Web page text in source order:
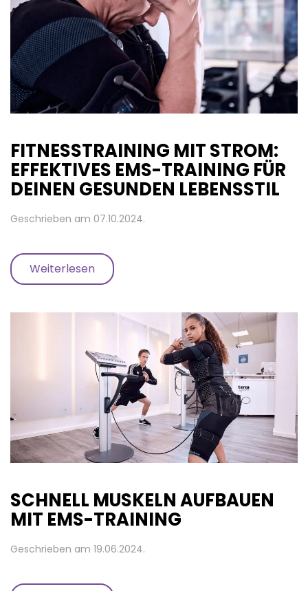
FITNESSTRAINING MIT STROM:
EFFEKTIVES EMS-TRAINING FÜR
DEINEN GESUNDEN LEBENSSTIL
Geschrieben am 07.10.2024.
Weiterlesen
SCHNELL MUSKELN AUFBAUEN
MIT EMS-TRAINING
Geschrieben am 19.06.2024.